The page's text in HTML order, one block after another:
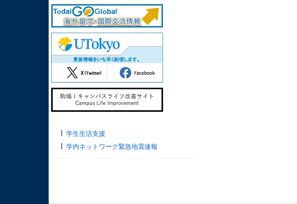
学生生活支援
学内ネットワーク緊急地震速報